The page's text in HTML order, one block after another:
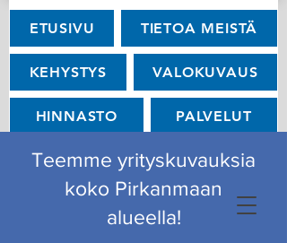
ETUSIVU TIETOA MEISTÄ
KEHYSTYS VALOKUVAUS
HINNASTO PALVELUT
OTA YHTEYTTÄ
Teemme yrityskuvauksia
koko Pirkanmaan
alueella!